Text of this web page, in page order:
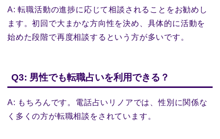
A: 転職活動の進捗に応じて相談されることをお勧めし
ます。初回で大まかな方向性を決め、具体的に活動を
始めた段階で再度相談するという方が多いです。
Q3: 男性でも転職占いを利用できる？
A: もちろんです。電話占いリノアでは、性別に関係な
く多くの方が転職相談をされています。